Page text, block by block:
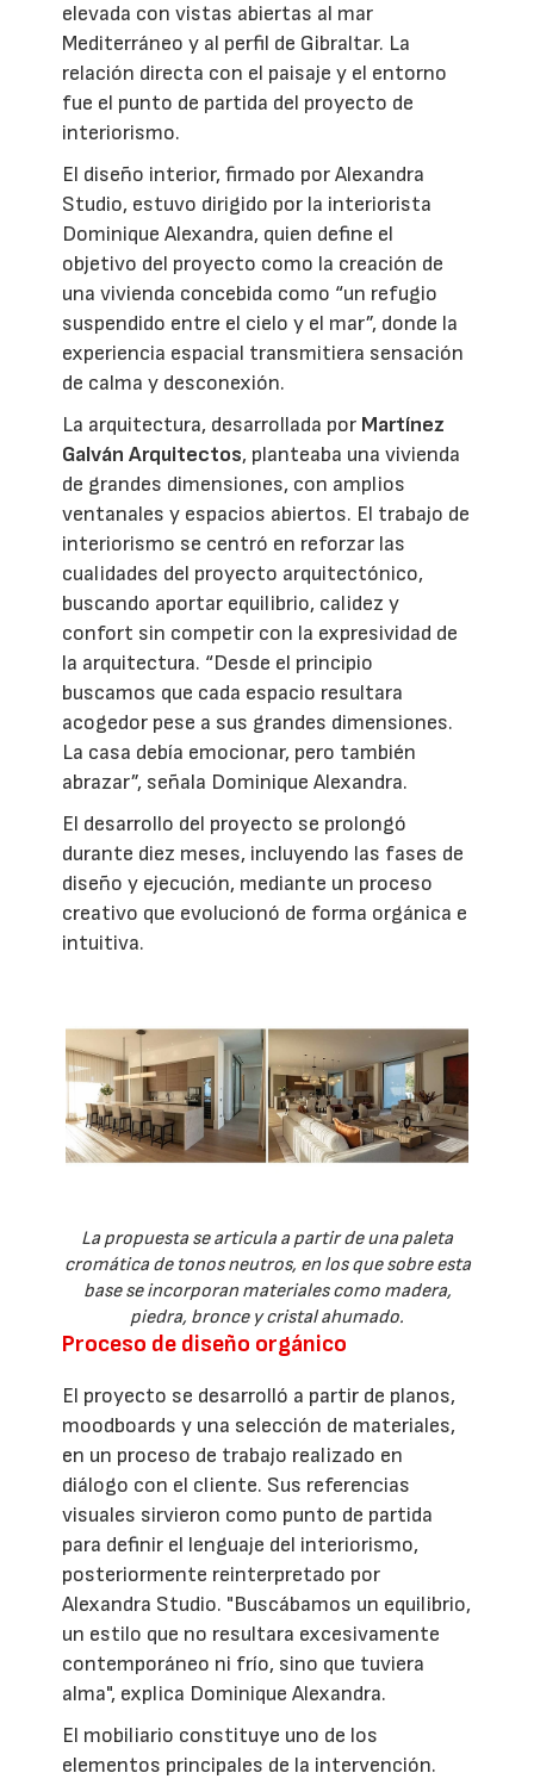
elevada con vistas abiertas al mar
Mediterráneo y al perfil de Gibraltar. La
relación directa con el paisaje y el entorno
fue el punto de partida del proyecto de
interiorismo.
El diseño interior, firmado por Alexandra
Studio, estuvo dirigido por la interiorista
Dominique Alexandra, quien define el
objetivo del proyecto como la creación de
una vivienda concebida como “un refugio
suspendido entre el cielo y el mar”, donde la
experiencia espacial transmitiera sensación
de calma y desconexión.
La arquitectura, desarrollada por Martínez
Galván Arquitectos, planteaba una vivienda
de grandes dimensiones, con amplios
ventanales y espacios abiertos. El trabajo de
interiorismo se centró en reforzar las
cualidades del proyecto arquitectónico,
buscando aportar equilibrio, calidez y
confort sin competir con la expresividad de
la arquitectura. “Desde el principio
buscamos que cada espacio resultara
acogedor pese a sus grandes dimensiones.
La casa debía emocionar, pero también
abrazar”, señala Dominique Alexandra.
El desarrollo del proyecto se prolongó
durante diez meses, incluyendo las fases de
diseño y ejecución, mediante un proceso
creativo que evolucionó de forma orgánica e
intuitiva.
La propuesta se articula a partir de una paleta
cromática de tonos neutros, en los que sobre esta
base se incorporan materiales como madera,
piedra, bronce y cristal ahumado.
Proceso de diseño orgánico
El proyecto se desarrolló a partir de planos,
moodboards y una selección de materiales,
en un proceso de trabajo realizado en
diálogo con el cliente. Sus referencias
visuales sirvieron como punto de partida
para definir el lenguaje del interiorismo,
posteriormente reinterpretado por
Alexandra Studio. "Buscábamos un equilibrio,
un estilo que no resultara excesivamente
contemporáneo ni frío, sino que tuviera
alma", explica Dominique Alexandra.
El mobiliario constituye uno de los
elementos principales de la intervención.